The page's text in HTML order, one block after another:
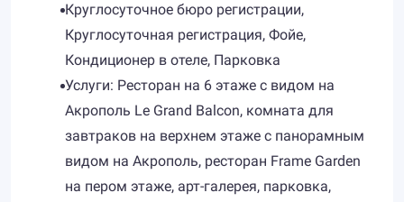
Круглосуточное бюро регистрации,
Круглосуточная регистрация, Фойе,
Кондиционер в отеле, Парковка
Услуги: Ресторан на 6 этаже с видом на
Акрополь Le Grand Balcon, комната для
завтраков на верхнем этаже с панорамным
видом на Акрополь, ресторан Frame Garden
на пером этаже, арт-галерея, парковка,